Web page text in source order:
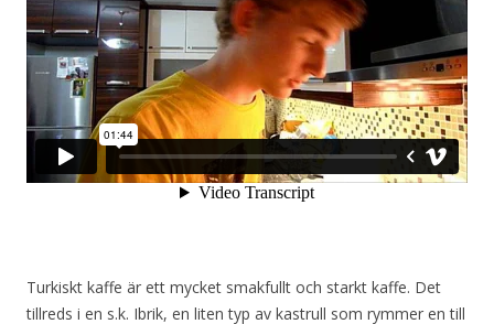
Turkiskt kaffe är ett mycket smakfullt och starkt kaffe. Det
tillreds i en s.k. Ibrik, en liten typ av kastrull som rymmer en till